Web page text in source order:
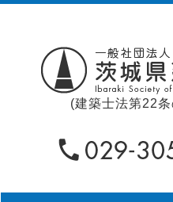
(建築士法第22